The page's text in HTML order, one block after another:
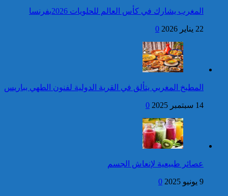
برقية تهنئة إلى جلالة الملك
من الأمين العام لجامعة
الدول العربية بمناسبة عيد
فتح بحث للتحقق من الأفعال
الإجرامية المنسوبة لأربع وعشرين
شخصا للاشتباه في تورطهم في
الامتناع عن القيام بعمل من أعمال
وظيفتهم بغرض الارتشاء
واستغلال النفوذ
إحصائيات مكافحة الجريمة ..
استمرار ارتفاع معدل الزجر
بالعنف
كاريكاتير
المغرب يشارك في كأس العالم للحلويات 2026بفرنسا
22 يناير 2026 0
المطبخ المغربي يتألق في القرية الدولية لفنون الطهي بباريس
14 سبتمبر 2025 0
عصائر طبيعية لإنعاش الجسم
9 يونيو 2025 0